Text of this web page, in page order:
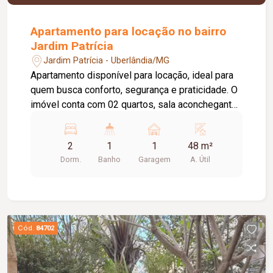
Apartamento para locação no bairro
Jardim Patrícia
Jardim Patrícia - Uberlândia/MG
Apartamento disponível para locação, ideal para
quem busca conforto, segurança e praticidade. O
imóvel conta com 02 quartos, sala aconchegante,
banheiro social e 01 vaga de estacionamento. O
condomínio oferece uma excelente infraestrutura
com portaria 24 horas, gás canalizado, salão de
2
Dorm.
1
Banho
1
Garagem
48 m²
A. Útil
Cód. 84702